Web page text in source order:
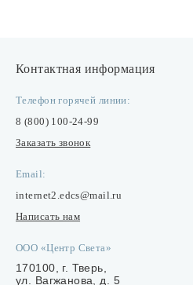
Контактная информация
Телефон горячей линии:
8 (800) 100-24-99
Заказать звонок
Email:
internet2.edcs@mail.ru
Написать нам
ООО «Центр Света»
170100, г. Тверь,
ул. Вагжанова, д. 5